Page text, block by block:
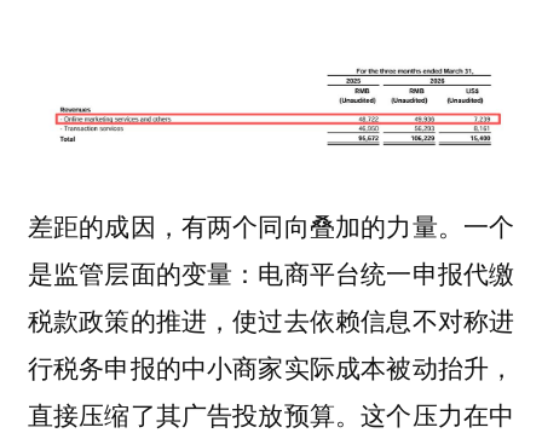
差距的成因，有两个同向叠加的力量。一个
是监管层面的变量：电商平台统一申报代缴
税款政策的推进，使过去依赖信息不对称进
行税务申报的中小商家实际成本被动抬升，
直接压缩了其广告投放预算。这个压力在中